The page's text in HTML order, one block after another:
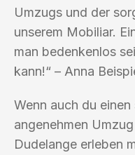
Umzugs und der
unserem Mobiliar.
man bedenkenlos
kann!“ – Anna
Wenn auch du
angenehmen
Dudelange erleben